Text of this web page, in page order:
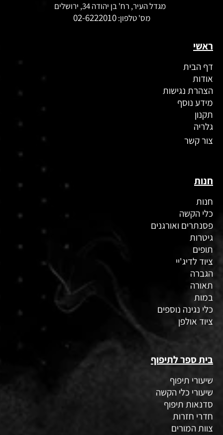
מגדל העיר, רח' בן יהודה 34, ירושלים
מס' טלפון:02-6222010
ראשי
דף הבית
אודות
הצהרת נגישות
מידע נוסף
תקנון
גלריה
צור קשר
חנות
חנות
כלי הקשה
פסנתרים ואורגנים
גיטרות
תופים
ציוד לדיג'יי
הגברה
תאורה
במות
כלי נגינה נוספים
ציוד אולפן
בית ספר לתיפוף
שיעורי תיפוף
שיעורי כלי הקשה
סדנאות תיפוף
חדרי חזרות
צוות המורים